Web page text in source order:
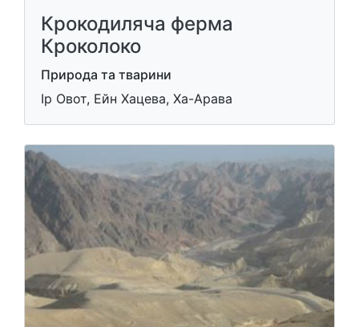
Крокодиляча ферма
Кроколоко
Природа та тварини
Ір Овот, Ейн Хацева, Ха-Арава